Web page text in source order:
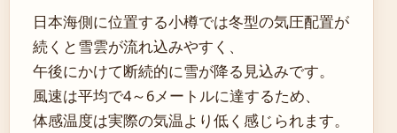
日本海側に位置する小樽では冬型の気圧配置が
続くと雪雲が流れ込みやすく、
午後にかけて断続的に雪が降る見込みです。
風速は平均で4～6メートルに達するため、
体感温度は実際の気温より低く感じられます。